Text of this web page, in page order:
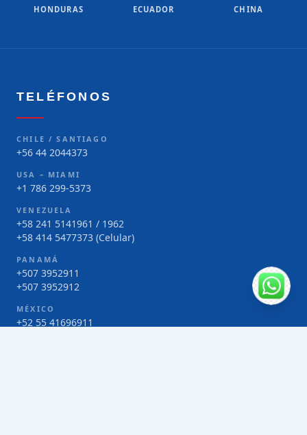
HONDURAS ECUADOR CHINA
TELÉFONOS
CHILE / SANTIAGO
+56 44 2044373
USA – MIAMI
+1 786 299-5373
VENEZUELA
+58 241 5141961 / 1962
+58 414 5477373 (Celular)
PANAMÁ
+507 3952911
+507 3952912
MÉXICO
+52 55 41696911